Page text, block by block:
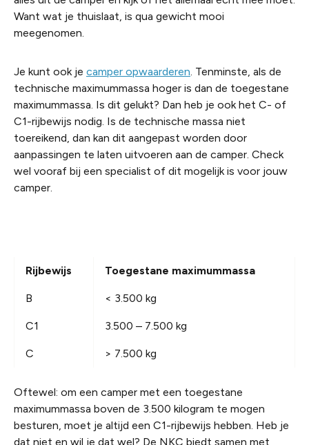
Want wat je thuislaat, is qua gewicht mooi
meegenomen.
Je kunt ook je camper opwaarderen. Tenminste, als de
technische maximummassa hoger is dan de toegestane
maximummassa. Is dit gelukt? Dan heb je ook het C- of
C1-rijbewijs nodig. Is de technische massa niet
toereikend, dan kan dit aangepast worden door
aanpassingen te laten uitvoeren aan de camper. Check
wel vooraf bij een specialist of dit mogelijk is voor jouw
camper.
Rijbewijs Toegestane maximummassa
B < 3.500 kg
C1 3.500 – 7.500 kg
C > 7.500 kg
Oftewel: om een camper met een toegestane
maximummassa boven de 3.500 kilogram te mogen
besturen, moet je altijd een C1-rijbewijs hebben. Heb je
dat niet en wil je dat wel? De NKC biedt samen met